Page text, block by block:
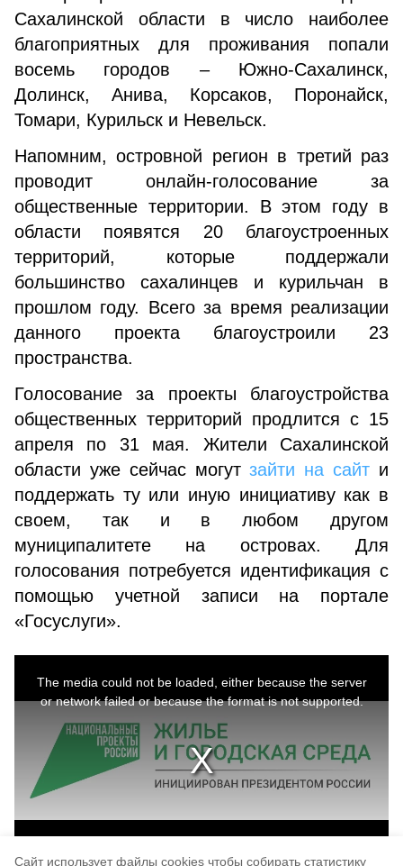
Cайт использует файлы cookies чтобы собирать статистику
Сахалинской области в число наиболее
благоприятных для проживания попали
восемь городов – Южно-Сахалинск,
Долинск, Анива, Корсаков, Поронайск,
Томари, Курильск и Невельск.
Напомним, островной регион в третий раз
проводит онлайн-голосование за
общественные территории. В этом году в
области появятся 20 благоустроенных
территорий, которые поддержали
большинство сахалинцев и курильчан в
прошлом году. Всего за время реализации
данного проекта благоустроили 23
пространства.
Голосование за проекты благоустройства
общественных территорий продлится с 15
апреля по 31 мая. Жители Сахалинской
области уже сейчас могутзайти на сайт и
поддержать ту или иную инициативу как в
своем, так и в любом другом
муниципалитете на островах. Для
голосования потребуется идентификация с
помощью учетной записи на портале
«Госуслуги».
The media could not be loaded, either because the server
or network failed or because the format is not supported.